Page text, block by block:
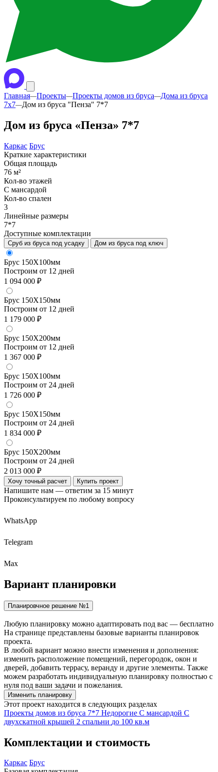
Главная—Проекты—Проекты домов из бруса—Дома из бруса
7х7—Дом из бруса "Пенза" 7*7
Дом из бруса «Пенза» 7*7
Каркас Брус
Краткие характеристики
Общая площадь
76 м²
Кол-во этажей
С мансардой
Кол-во спален
3
Линейные размеры
7*7
Доступные комплектации
Сруб из бруса под усадку Дом из бруса под ключ
Брус 150Х100мм
Построим от 12 дней
1 094 000 ₽
Брус 150Х150мм
Построим от 12 дней
1 179 000 ₽
Брус 150Х200мм
Построим от 12 дней
1 367 000 ₽
Брус 150Х100мм
Построим от 24 дней
1 726 000 ₽
Брус 150Х150мм
Построим от 24 дней
1 834 000 ₽
Брус 150Х200мм
Построим от 24 дней
2 013 000 ₽
Хочу точный расчет Купить проект
Напишите нам — ответим за 15 минут
Проконсультируем по любому вопросу
WhatsApp
Telegram
Max
Вариант планировки
Планировчное решение №1
Любую планировку можно адаптировать под вас — бесплатно
На странице представлены базовые варианты планировок
проекта.
В любой вариант можно внести изменения и дополнения:
изменить расположение помещений, перегородок, окон и
дверей, добавить террасу, веранду и другие элементы. Также
можем разработать индивидуальную планировку полностью с
нуля под ваши задачи и пожелания.
Изменить планировку
Этот проект находится в следующих разделах
Проекты домов из бруса 7*7 Недорогие С мансардой С
двухскатной крышей 2 спальни до 100 кв.м
Комплектации и стоимость
Каркас Брус